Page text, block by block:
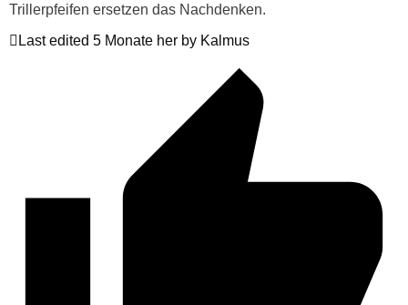
Trillerpfeifen ersetzen das Nachdenken.
Last edited 5 Monate her by Kalmus